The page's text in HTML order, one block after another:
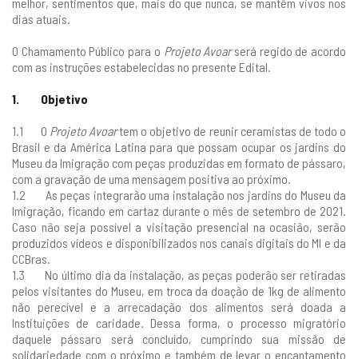
dias atuais.
O Chamamento Público para o Projeto Avoarserá regido de acordo
com as instruções estabelecidas no presente Edital.
1. Objetivo
1.1 O Projeto Avoartem o objetivo de reunir ceramistas de todo o
Brasil e da América Latina para que possam ocupar os jardins do
Museu da Imigração com peças produzidas em formato de pássaro,
com a gravação de uma mensagem positiva ao próximo.
1.2 As peças integrarão uma instalação nos jardins do Museu da
Imigração, ficando em cartaz durante o mês de setembro de 2021.
Caso não seja possível a visitação presencial na ocasião, serão
produzidos vídeos e disponibilizados nos canais digitais do MI e da
CCBras.
1.3 No último dia da instalação, as peças poderão ser retiradas
pelos visitantes do Museu, em troca da doação de 1kg de alimento
não perecível e a arrecadação dos alimentos será doada a
Instituições de caridade. Dessa forma, o processo migratório
daquele pássaro será concluído, cumprindo sua missão de
solidariedade com o próximo e também de levar o encantamento